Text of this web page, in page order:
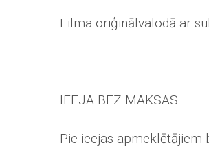
Filma oriģinālvalodā ar
IEEJA BEZ MAKSAS.
Pie ieejas apmeklētājiem